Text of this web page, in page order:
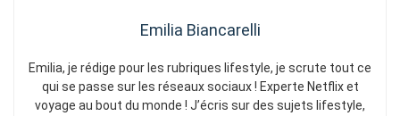
Emilia Biancarelli
Emilia, je rédige pour les rubriques lifestyle, je scrute tout ce
qui se passe sur les réseaux sociaux ! Experte Netflix et
voyage au bout du monde ! J’écris sur des sujets lifestyle,